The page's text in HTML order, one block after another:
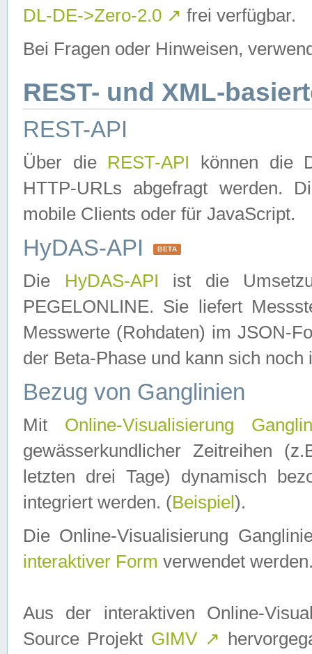
DL-DE->Zero-2.0 ↗ frei verfügbar.
Bei Fragen oder Hinweisen,
REST- und XML-
REST-API
Über die REST-API können die
HTTP-URLs abgefragt werden.
mobile Clients oder für JavaScript.
HyDAS-API BETA
Die HyDAS-API ist die
PEGELONLINE. Sie liefert
Messwerte (Rohdaten) im JSON-
der Beta-Phase und kann sich noch
Bezug von Ganglinien
Mit Online-Visualisierung
gewässerkundlicher Zeitreihen
letzten drei Tage) dynamisch
integriert werden. (Beispiel ).
Die Online-Visualisierung
interaktiver Form verwendet
Aus der interaktiven Online-
Source Projekt GIMV ↗